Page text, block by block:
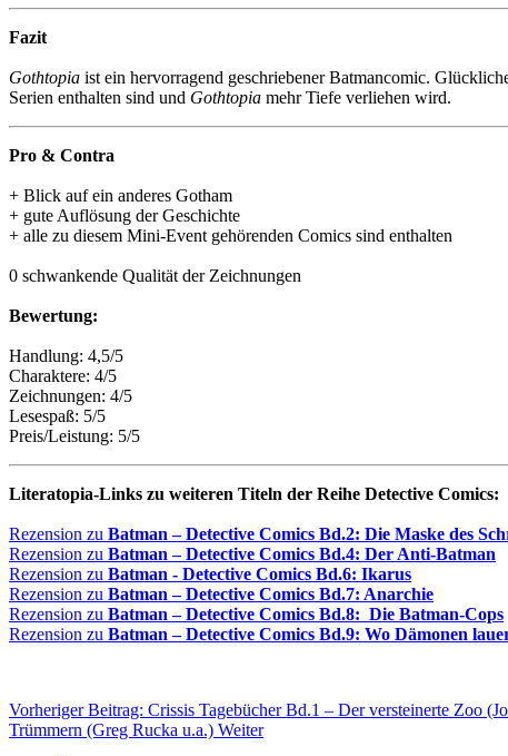
Fazit
Gothtopia ist ein hervorragend geschriebener Batmancomic.
Serien enthalten sind und Gothtopia mehr Tiefe verliehen wird.
Pro & Contra
+ Blick auf ein anderes Gotham
+ gute Auflösung der Geschichte
+ alle zu diesem Mini-Event gehörenden Comics sind enthalten
0 schwankende Qualität der Zeichnungen
Bewertung:
Handlung: 4,5/5
Charaktere: 4/5
Zeichnungen: 4/5
Lesespaß: 5/5
Preis/Leistung: 5/5
Literatopia-Links zu weiteren Titeln der Reihe Detective Comics:
Rezension zu Batman – Detective Comics Bd.2: Die Maske des
Rezension zu Batman – Detective Comics Bd.4: Der Anti-Batman
Rezension zu Batman - Detective Comics Bd.6: Ikarus
Rezension zu Batman – Detective Comics Bd.7: Anarchie
Rezension zu Batman – Detective Comics Bd.8: Die Batman-Cops
Rezension zu Batman – Detective Comics Bd.9: Wo Dämonen
Vorheriger Beitrag: Crissis Tagebücher Bd.1 – Der versteinerte Zoo
Trümmern (Greg Rucka u.a.) Weiter